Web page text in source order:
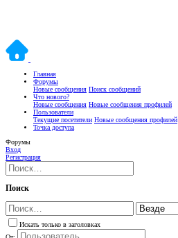
Главная
Форумы
Новые сообщения Поиск сообщений
Что нового?
Новые сообщения Новые сообщения профилей
Пользователи
Текущие посетители Новые сообщения профилей
Точка доступа
Форумы
Вход
Регистрация
Поиск
Искать только в заголовках